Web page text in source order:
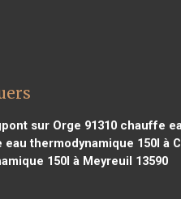
sur Orge 91310 chauffe
thermodynamique 150l à
150l à Meyreuil 13590